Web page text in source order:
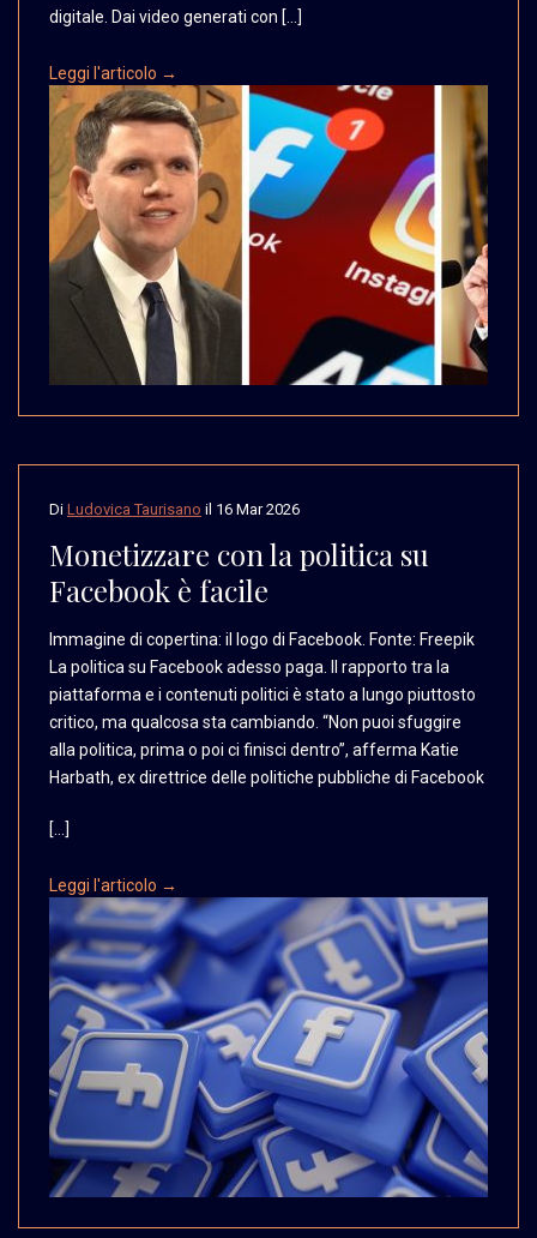
digitale. Dai video generati con […]
Leggi l'articolo →
Di Ludovica Taurisano il 16 Mar 2026
Monetizzare con la politica su
Facebook è facile
Immagine di copertina: il logo di Facebook. Fonte: Freepik
La politica su Facebook adesso paga.
Il rapporto tra la
piattaforma e i contenuti politici è stato a lungo piuttosto
critico, ma qualcosa sta cambiando. “Non puoi sfuggire
alla politica, prima o poi ci finisci dentro”, afferma Katie
Harbath, ex direttrice delle politiche pubbliche di Facebook
[…]
Leggi l'articolo →